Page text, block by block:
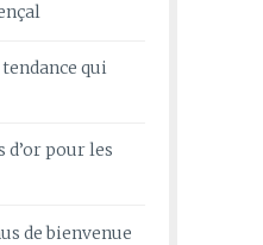
qui
d’or pour les
de bienvenue